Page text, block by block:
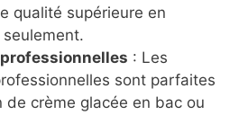
qualité supérieure en
: Les
sont parfaites
de crème glacée en bac ou